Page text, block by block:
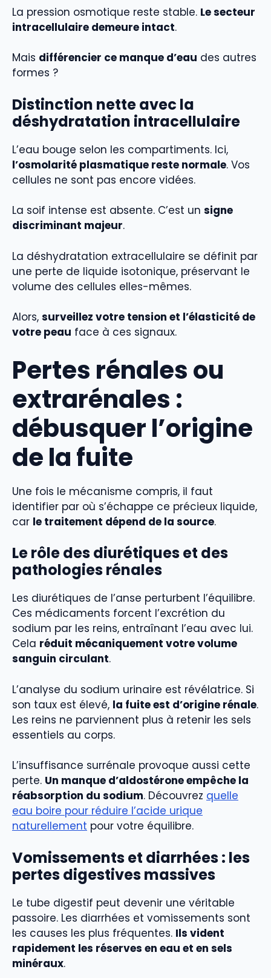
La pression osmotique reste stable. Le secteur
intracellulaire demeure intact.
Mais différencier ce manque d’eau des autres
formes ?
Distinction nette avec la
déshydratation intracellulaire
L’eau bouge selon les compartiments. Ici,
l’osmolarité plasmatique reste normale. Vos
cellules ne sont pas encore vidées.
La soif intense est absente. C’est un signe
discriminant majeur.
La déshydratation extracellulaire se définit par
une perte de liquide isotonique, préservant le
volume des cellules elles-mêmes.
Alors, surveillez votre tension et l’élasticité de
votre peau face à ces signaux.
Pertes rénales ou
extrarénales :
débusquer l’origine
de la fuite
Une fois le mécanisme compris, il faut
identifier par où s’échappe ce précieux liquide,
car le traitement dépend de la source.
Le rôle des diurétiques et des
pathologies rénales
Les diurétiques de l’anse perturbent l’équilibre.
Ces médicaments forcent l’excrétion du
sodium par les reins, entraînant l’eau avec lui.
Cela réduit mécaniquement votre volume
sanguin circulant.
L’analyse du sodium urinaire est révélatrice. Si
son taux est élevé, la fuite est d’origine rénale.
Les reins ne parviennent plus à retenir les sels
essentiels au corps.
L’insuffisance surrénale provoque aussi cette
perte. Un manque d’aldostérone empêche la
réabsorption du sodium. Découvrez quelle
eau boire pour réduire l’acide urique
naturellement pour votre équilibre.
Vomissements et diarrhées : les
pertes digestives massives
Le tube digestif peut devenir une véritable
passoire. Les diarrhées et vomissements sont
les causes les plus fréquentes. Ils vident
rapidement les réserves en eau et en sels
minéraux.